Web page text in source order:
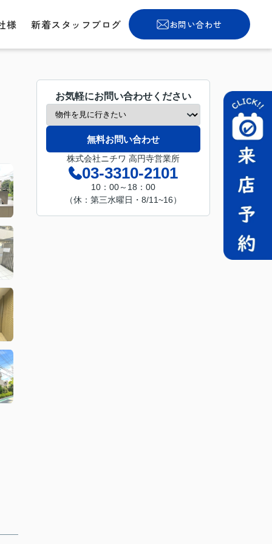
様 新着スタッフブログ お問い合わせ
お気軽にお問い合わせください
無料お問い合わせ
株式会社ニチワ 高円寺営業所
03-3310-2101
10：00～18：00
（休：第三水曜日・8/11~16）